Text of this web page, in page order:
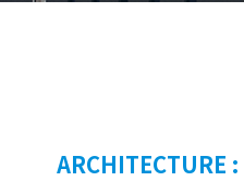
ARCHITECTURE :